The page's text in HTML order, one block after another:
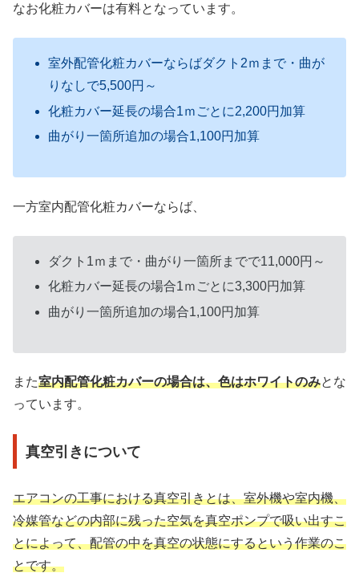
なお化粧カバーは有料となっています。
室外配管化粧カバーならばダクト2ｍまで・曲が
りなしで5,500円～
化粧カバー延長の場合1ｍごとに2,200円加算
曲がり一箇所追加の場合1,100円加算
一方室内配管化粧カバーならば、
ダクト1ｍまで・曲がり一箇所までで11,000円～
化粧カバー延長の場合1ｍごとに3,300円加算
曲がり一箇所追加の場合1,100円加算
また室内配管化粧カバーの場合は、色はホワイトのみとな
っています。
真空引きについて
エアコンの工事における真空引きとは、室外機や室内機、
冷媒管などの内部に残った空気を真空ポンプで吸い出すこ
とによって、配管の中を真空の状態にするという作業のこ
とです。